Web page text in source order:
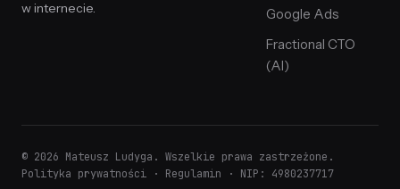
w internecie.
Google Ads
Fractional CTO
(AI)
© 2026 Mateusz Ludyga. Wszelkie prawa zastrzeżone.
Polityka prywatności · Regulamin · NIP: 4980237717